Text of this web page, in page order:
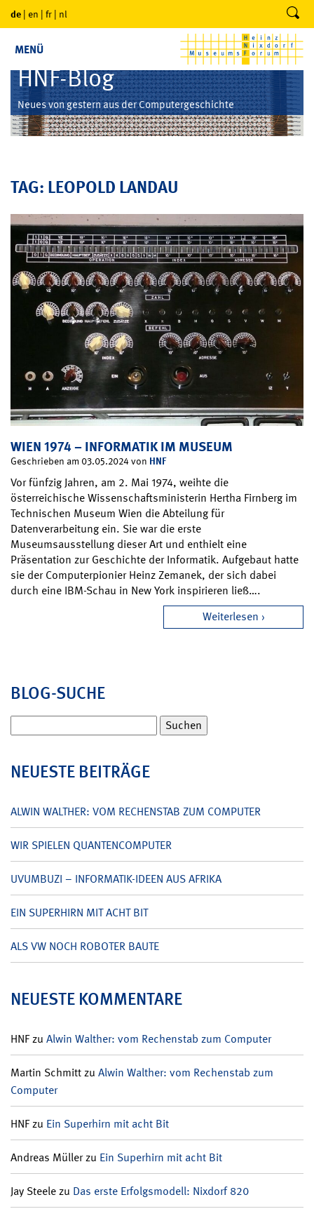
de | en | fr | nl
MENÜ
HNF-Blog
Neues von gestern aus der Computergeschichte
TAG: LEOPOLD LANDAU
WIEN 1974 – INFORMATIK IM MUSEUM
Geschrieben am 03.05.2024 von HNF
Vor fünfzig Jahren, am 2. Mai 1974, weihte die
österreichische Wissenschaftsministerin Hertha Firnberg im
Technischen Museum Wien die Abteilung für
Datenverarbeitung ein. Sie war die erste
Museumsausstellung dieser Art und enthielt eine
Präsentation zur Geschichte der Informatik. Aufgebaut hatte
sie der Computerpionier Heinz Zemanek, der sich dabei
durch eine IBM-Schau in New York inspirieren ließ….
Weiterlesen
BLOG-SUCHE
nach:
NEUESTE BEITRÄGE
ALWIN WALTHER: VOM RECHENSTAB ZUM COMPUTER
WIR SPIELEN QUANTENCOMPUTER
UVUMBUZI – INFORMATIK-IDEEN AUS AFRIKA
EIN SUPERHIRN MIT ACHT BIT
ALS VW NOCH ROBOTER BAUTE
NEUESTE KOMMENTARE
HNFzu Alwin Walther: vom Rechenstab zum Computer
Martin Schmittzu Alwin Walther: vom Rechenstab zum
Computer
HNFzu Ein Superhirn mit acht Bit
Andreas Müllerzu Ein Superhirn mit acht Bit
Jay Steelezu Das erste Erfolgsmodell: Nixdorf 820